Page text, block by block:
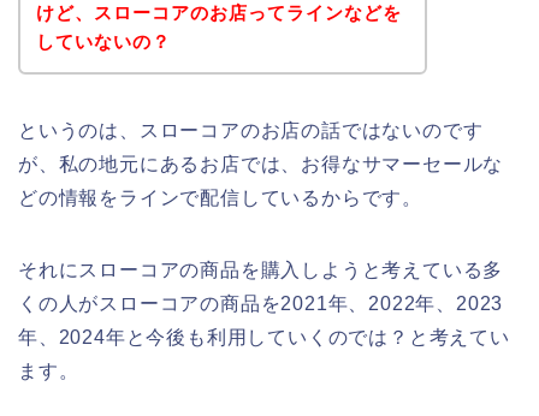
けど、スローコアのお店ってラインなどを
していないの？
というのは、スローコアのお店の話ではないのです
が、私の地元にあるお店では、お得なサマーセールな
どの情報をラインで配信しているからです。
それにスローコアの商品を購入しようと考えている多
くの人がスローコアの商品を2021年、2022年、2023
年、2024年と今後も利用していくのでは？と考えてい
ます。